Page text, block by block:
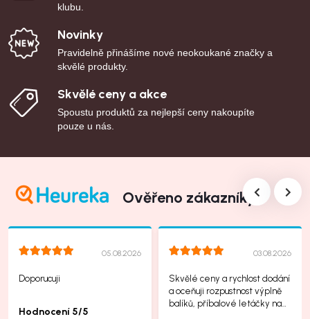
klubu.
Novinky
Pravidelně přinášíme nové neokoukané značky a
skvělé produkty.
Skvělé ceny a akce
Spoustu produktů za nejlepší ceny nakoupíte
pouze u nás.
Ověřeno zákazníky
05.08.2026
Doporucuji
Hodnocení 5/5
03.08.2026
Skvělé ceny a rychlost dodání
a oceňuji rozpustnost výplně
balíků, příbalové letáčky na